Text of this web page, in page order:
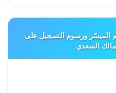
الميسّر ورسوم التسجيل على
السعدي